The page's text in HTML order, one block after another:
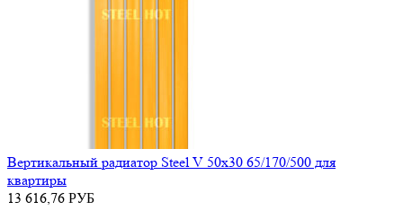
Вертикальный радиатор Steel V 50х30 65/170/500 для
квартиры
13 616,76 РУБ